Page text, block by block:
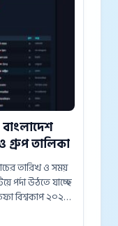
গ্রুপ তালিকা
তারিখ ও সময়
পর্দা উঠতে যাচ্ছে
বিশ্বকাপ ২০২৬।
যুক্তরাষ্ট্র